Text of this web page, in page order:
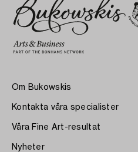
Om Bukowskis
Kontakta våra specialister
Våra Fine Art-resultat
Nyheter